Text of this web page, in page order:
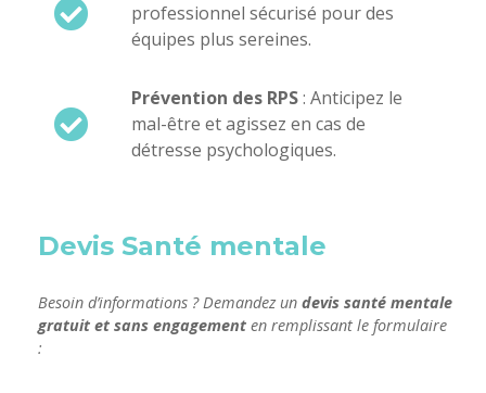
professionnel sécurisé pour des
équipes plus sereines.
Prévention des RPS: Anticipez le
mal-être et agissez en cas de
détresse psychologiques.
Devis Santé mentale
Besoin d’informations ? Demandez un devis santé mentale
gratuit et sans engagement en remplissant le formulaire
: